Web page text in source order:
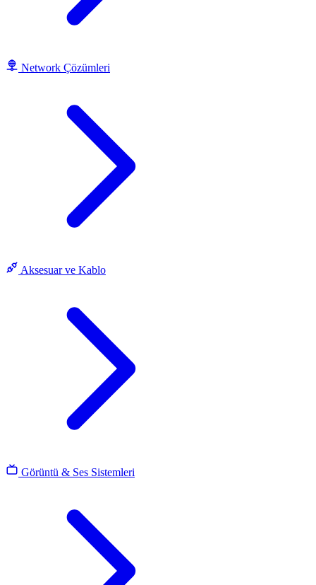
Network Çözümleri
Aksesuar ve Kablo
Görüntü & Ses Sistemleri